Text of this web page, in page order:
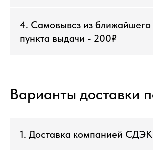
4. Самовывоз из ближайшего
пункта выдачи - 200₽
Варианты доставки
1. Доставка компанией СДЭК